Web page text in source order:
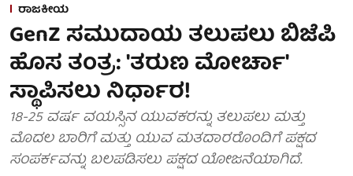
ರಾಜಕೀಯ
GenZ ಸಮುದಾಯ ತಲುಪಲು ಬಿಜೆಪಿ
ಹೊಸ ತಂತ್ರ: 'ತರುಣ ಮೋರ್ಚಾ'
ಸ್ಥಾಪಿಸಲು ನಿರ್ಧಾರ!
18-25 ವರ್ಷ ವಯಸ್ಸಿನ ಯುವಕರನ್ನು ತಲುಪಲು ಮತ್ತು
ಮೊದಲ ಬಾರಿಗೆ ಮತ್ತು ಯುವ ಮತದಾರರೊಂದಿಗೆ ಪಕ್ಷದ
ಸಂಪರ್ಕವನ್ನು ಬಲಪಡಿಸಲು ಪಕ್ಷದ ಯೋಜನೆಯಾಗಿದೆ.